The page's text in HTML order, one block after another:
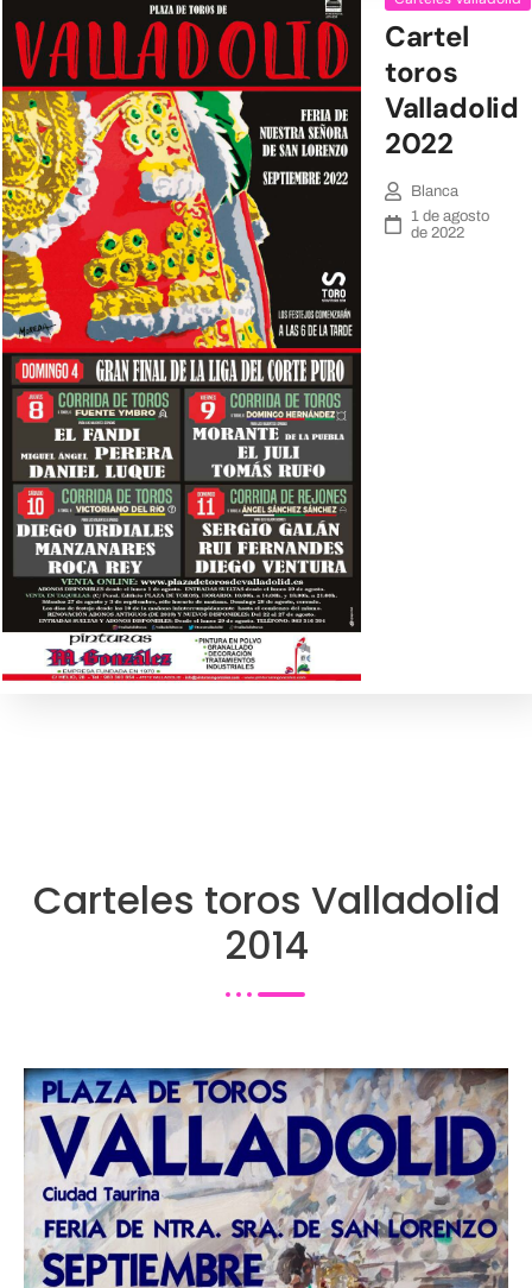
Cartel
toros
Valladolid
2022
Blanca
1 de agosto
de 2022
Carteles toros Valladolid
2014